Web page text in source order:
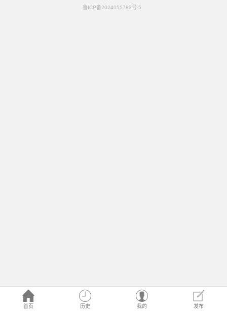
首页 历史 我的 发布
鲁ICP备2024055783号-5